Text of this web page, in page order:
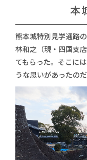
本
熊本城特別見学通路
林和之（現・四国支店
てもらった。 そこに
うな思いがあったのだ